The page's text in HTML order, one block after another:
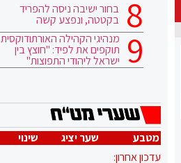
בחור ישיבה ניסה להפריד
בקטטה, ונפצע קשה
מנהיגי הקהילה האורתודוקסית
תוקפים את לפיד: "חוצץ בין
ישראל ליהודי התפוצות"
מטבע שער יציג
שינוי
עדכון אחרון: